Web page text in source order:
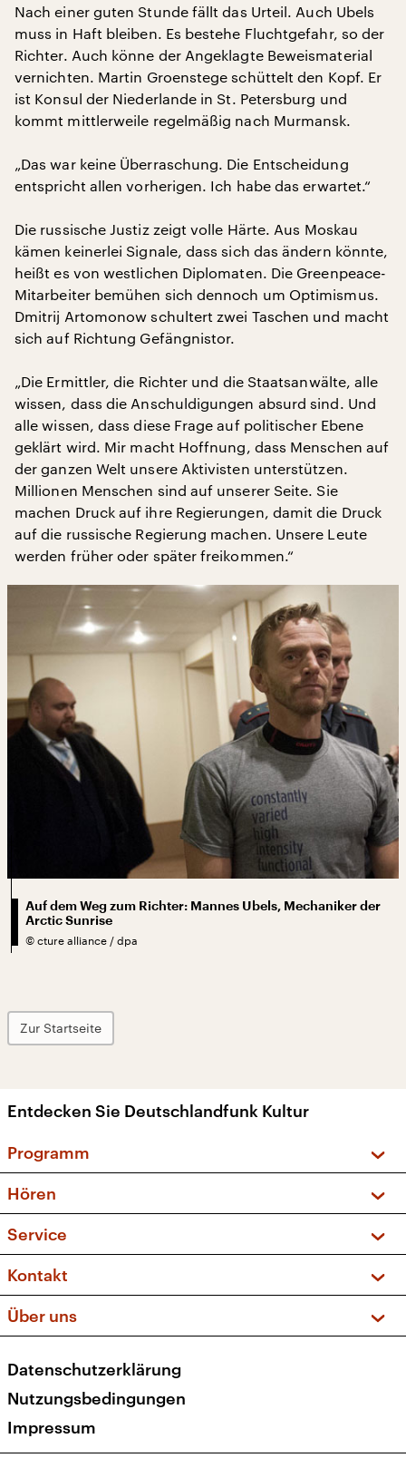
Nach einer guten Stunde fällt das Urteil. Auch Ubels
muss in Haft bleiben. Es bestehe Fluchtgefahr, so der
Richter. Auch könne der Angeklagte Beweismaterial
vernichten. Martin Groenstege schüttelt den Kopf. Er
ist Konsul der Niederlande in St. Petersburg und
kommt mittlerweile regelmäßig nach Murmansk.
„Das war keine Überraschung. Die Entscheidung
entspricht allen vorherigen. Ich habe das erwartet.“
Die russische Justiz zeigt volle Härte. Aus Moskau
kämen keinerlei Signale, dass sich das ändern könnte,
heißt es von westlichen Diplomaten. Die Greenpeace-
Mitarbeiter bemühen sich dennoch um Optimismus.
Dmitrij Artomonow schultert zwei Taschen und macht
sich auf Richtung Gefängnistor.
„Die Ermittler, die Richter und die Staatsanwälte, alle
wissen, dass die Anschuldigungen absurd sind. Und
alle wissen, dass diese Frage auf politischer Ebene
geklärt wird. Mir macht Hoffnung, dass Menschen auf
der ganzen Welt unsere Aktivisten unterstützen.
Millionen Menschen sind auf unserer Seite. Sie
machen Druck auf ihre Regierungen, damit die Druck
auf die russische Regierung machen. Unsere Leute
werden früher oder später freikommen.“
Auf dem Weg zum Richter: Mannes Ubels, Mechaniker der
Arctic Sunrise
© cture alliance / dpa
Zur Startseite
Entdecken Sie Deutschlandfunk Kultur
Programm
Sendungen und Podcasts
Musikliste
Kakadu – Das Kinderprogramm
Hören
Frequenzen (UKW + DAB+)
Service
FAQ
Apps
Newsletter
Veranstaltungen
Kontakt
Social Media
Über uns
Presse
Karriere
Transparenz
Datenschutzerklärung
Nutzungsbedingungen
Impressum